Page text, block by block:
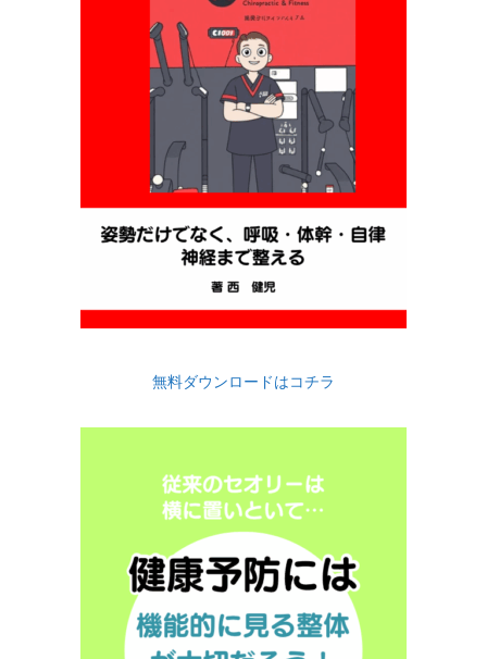
無料ダウンロードはコチラ